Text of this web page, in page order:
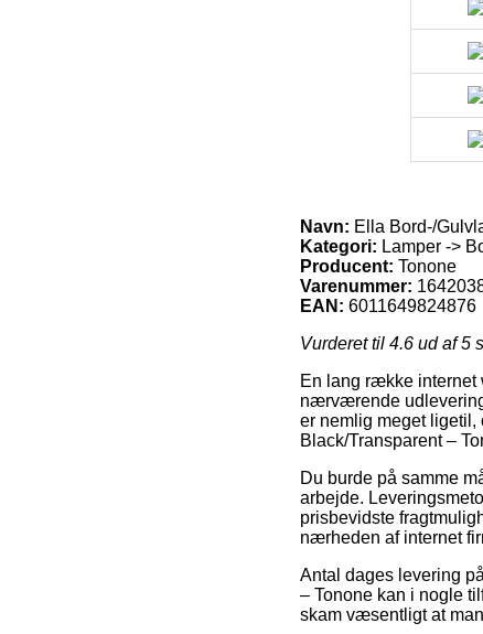
Navn: Ella Bord-/
Kategori: Lamper ->
Producent: Tonone
Varenummer:
EAN: 6011649824876
Vurderet til 4.6 ud af 5
En lang række internet
nærværende
er nemlig meget
Black/Transparent –
Du burde på samme
arbejde.
prisbevidste
nærheden af internet
Antal dages levering
– Tonone kan i nogle
skam væsentligt at